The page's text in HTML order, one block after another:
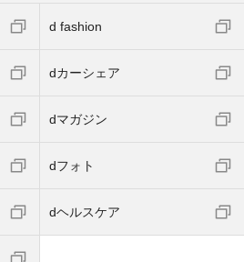
d fashion
dカーシェア
dマガジン
dフォト
dヘルスケア